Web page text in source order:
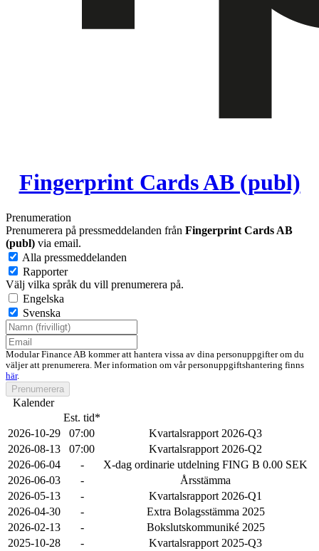
Fingerprint Cards AB (publ)
Prenumeration
Prenumerera på pressmeddelanden från Fingerprint Cards AB
(publ) via email.
Alla pressmeddelanden
Rapporter
Välj vilka språk du vill prenumerera på.
Engelska
Svenska
Modular Finance AB kommer att hantera vissa av dina personuppgifter om du
väljer att prenumerera. Mer information om vår personuppgiftshantering finns
här.
Prenumerera
Kalender
Est. tid*
2026-10-29
07:00
Kvartalsrapport 2026-Q3
2026-08-13
07:00
Kvartalsrapport 2026-Q2
2026-06-04
-
X-dag ordinarie utdelning FING B 0.00 SEK
2026-06-03
-
Årsstämma
2026-05-13
-
Kvartalsrapport 2026-Q1
2026-04-30
-
Extra Bolagsstämma 2025
2026-02-13
-
Bokslutskommuniké 2025
2025-10-28
-
Kvartalsrapport 2025-Q3